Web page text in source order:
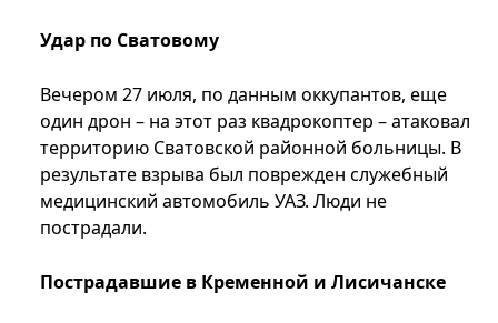
Удар по Сватовому
Вечером 27 июля, по данным оккупантов, еще
один дрон – на этот раз квадрокоптер – атаковал
территорию Сватовской районной больницы. В
результате взрыва был поврежден служебный
медицинский автомобиль УАЗ. Люди не
пострадали.
Пострадавшие в Кременной и Лисичанске